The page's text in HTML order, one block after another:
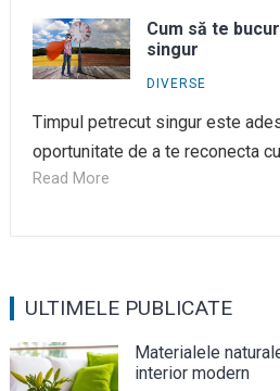
Cum să te
singur
DIVERSE
Timpul petrecut singur este
oportunitate de a te reconecta
Read More
ULTIMELE PUBLICATE
Materialele
interior modern